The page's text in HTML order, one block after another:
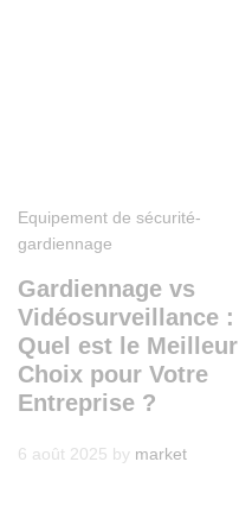
Equipement de sécurité-
gardiennage
Gardiennage vs
Vidéosurveillance :
Quel est le Meilleur
Choix pour Votre
Entreprise ?
6 août 2025 by market